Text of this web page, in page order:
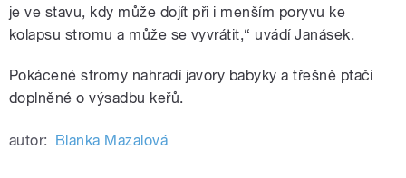
je ve stavu, kdy může dojít při i menším poryvu ke
kolapsu stromu a může se vyvrátit,“ uvádí Janásek.
Pokácené stromy nahradí javory babyky a třešně ptačí
doplněné o výsadbu keřů.
autor: Blanka Mazalová